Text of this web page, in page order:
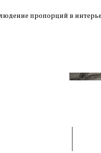
пропорций в
напротив, слишком
обилии массивных
уникальную и
до устраивающего